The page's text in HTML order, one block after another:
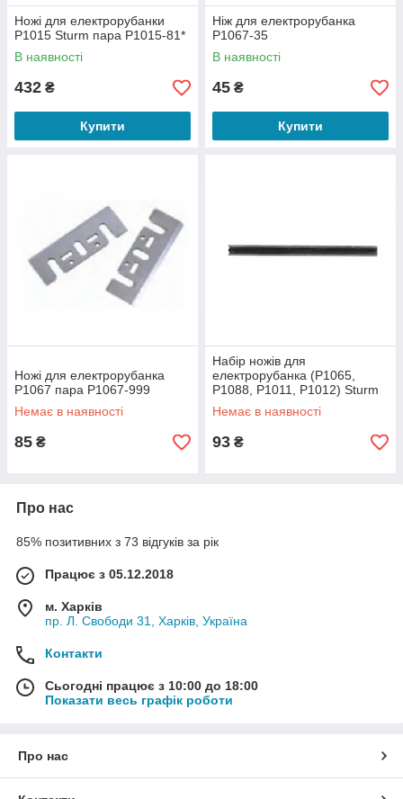
Ножі для електрорубанки
Р1015 Sturm пара P1015-81*
В наявності
432 ₴
Купити
Ніж для електрорубанка
P1067-35
В наявності
45 ₴
Купити
Ножі для електрорубанка
Р1067 пара P1067-999
Немає в наявності
85 ₴
Набір ножів для
електрорубанка (Р1065,
Р1088, P1011, Р1012) Sturm
P1065-14
Немає в наявності
93 ₴
Про нас
85% позитивних з 73 відгуків за рік
Працює з 05.12.2018
м. Харків
пр. Л. Свободи 31, Харків, Україна
Контакти
Сьогодні працює з 10:00 до 18:00
Показати весь графік роботи
Про нас